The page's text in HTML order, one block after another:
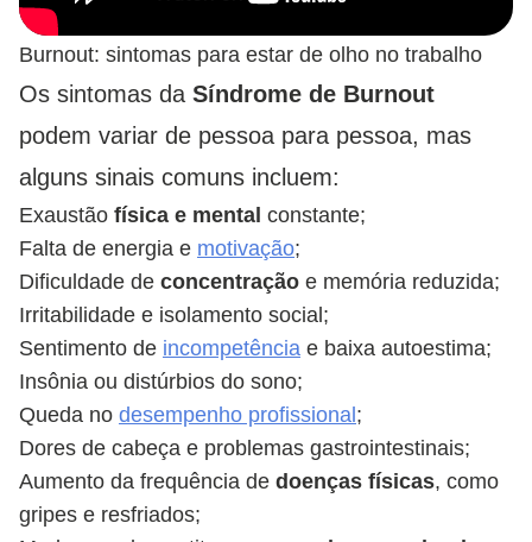
Burnout: sintomas para estar de olho no trabalho
Os sintomas da Síndrome de Burnout
podem variar de pessoa para pessoa, mas
alguns sinais comuns incluem:
Exaustão física e mental constante;
Falta de energia e motivação;
Dificuldade de concentração e memória reduzida;
Irritabilidade e isolamento social;
Sentimento de incompetência e baixa autoestima;
Insônia ou distúrbios do sono;
Queda no desempenho profissional ;
Dores de cabeça e problemas gastrointestinais;
Aumento da frequência de doenças físicas, como
gripes e resfriados;